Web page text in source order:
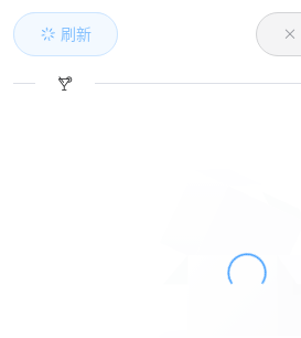
刷新